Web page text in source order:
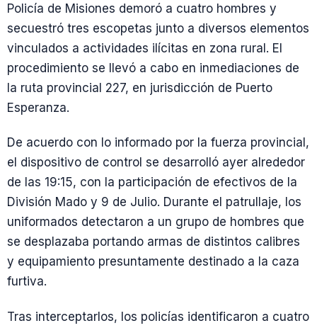
Policía de Misiones demoró a cuatro hombres y
secuestró tres escopetas junto a diversos elementos
vinculados a actividades ilícitas en zona rural. El
procedimiento se llevó a cabo en inmediaciones de
la ruta provincial 227, en jurisdicción de Puerto
Esperanza.
De acuerdo con lo informado por la fuerza provincial,
el dispositivo de control se desarrolló ayer alrededor
de las 19:15, con la participación de efectivos de la
División Mado y 9 de Julio. Durante el patrullaje, los
uniformados detectaron a un grupo de hombres que
se desplazaba portando armas de distintos calibres
y equipamiento presuntamente destinado a la caza
furtiva.
Tras interceptarlos, los policías identificaron a cuatro